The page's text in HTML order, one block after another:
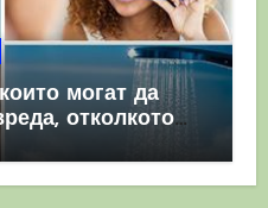
могат да
отколкото